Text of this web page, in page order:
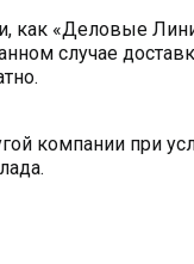
как «Деловые
случае
компании при